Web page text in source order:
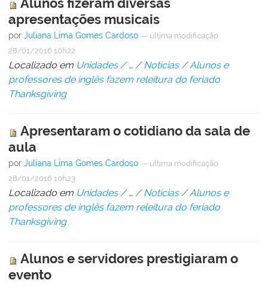
apresentações musicais
por Juliana Lima Gomes Cardoso — última modificação
28/01/2016 10h22
Localizado em Unidades /… /Notícias /Alunos e
professores de inglês fazem releitura do feriado
Thanksgiving
Apresentaram o cotidiano da sala de
aula
por Juliana Lima Gomes Cardoso — última modificação
28/01/2016 10h23
Localizado em Unidades /… /Notícias /Alunos e
professores de inglês fazem releitura do feriado
Thanksgiving
Alunos e servidores prestigiaram o
evento